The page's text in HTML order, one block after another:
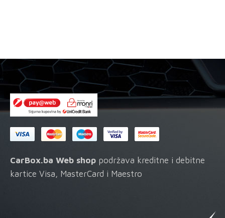
na
CarBox.ba Web shop podržava kreditne i debitne
kartice Visa, MasterCard i Maestro